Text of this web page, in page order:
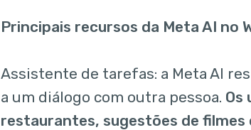
Principais recursos da Meta AI no
Assistente de tarefas: a Meta AI
a um diálogo com outra pessoa. Os
restaurantes, sugestões de filmes